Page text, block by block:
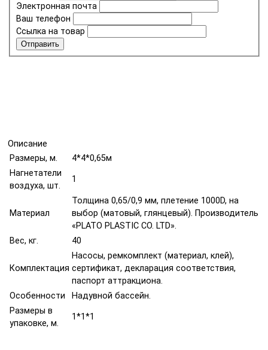
Электронная почта
Ваш телефон
Ссылка на товар
Отправить
Описание
Размеры, м.
4*4*0,65м
Нагнетатели
воздуха, шт.
1
Материал
Толщина 0,65/0,9 мм, плетение 1000D, на
выбор (матовый, глянцевый). Производитель
«PLATO PLASTIC CO. LTD».
Вес, кг.
40
Комплектация
Насосы, ремкомплект (материал, клей),
сертификат, декларация соответствия,
паспорт аттракциона.
Особенности
Надувной бассейн.
Размеры в
упаковке, м.
1*1*1